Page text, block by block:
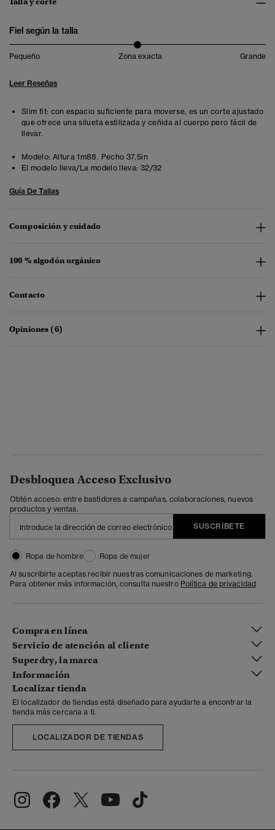
Fiel según la talla
Pequeño Zona exacta Grande
Leer Reseñas
Slim fit: con espacio suficiente para moverse, es un corte ajustado
que ofrece una silueta estilizada y ceñida al cuerpo pero fácil de
llevar.
Modelo: Altura 1m88. Pecho 37.5in
El modelo lleva/La modelo lleva: 32/32
Guía De Tallas
Composición y cuidado
100 % algodón orgánico
Contacto
Opiniones (6)
Desbloquea Acceso Exclusivo
Obtén acceso: entre bastidores a campañas, colaboraciones, nuevos
productos y ventas.
SUSCRÍBETE
Ropa de hombre
Ropa de mujer
Al suscribirte aceptas recibir nuestras comunicaciones de marketing.
Para obtener más información, consulta nuestro Política de privacidad
Compra en línea
Servicio de atención al cliente
Superdry, la marca
Información
Localizar tienda
El localizador de tiendas está diseñado para ayudarte a encontrar la
tienda más cercana a ti.
LOCALIZADOR DE TIENDAS